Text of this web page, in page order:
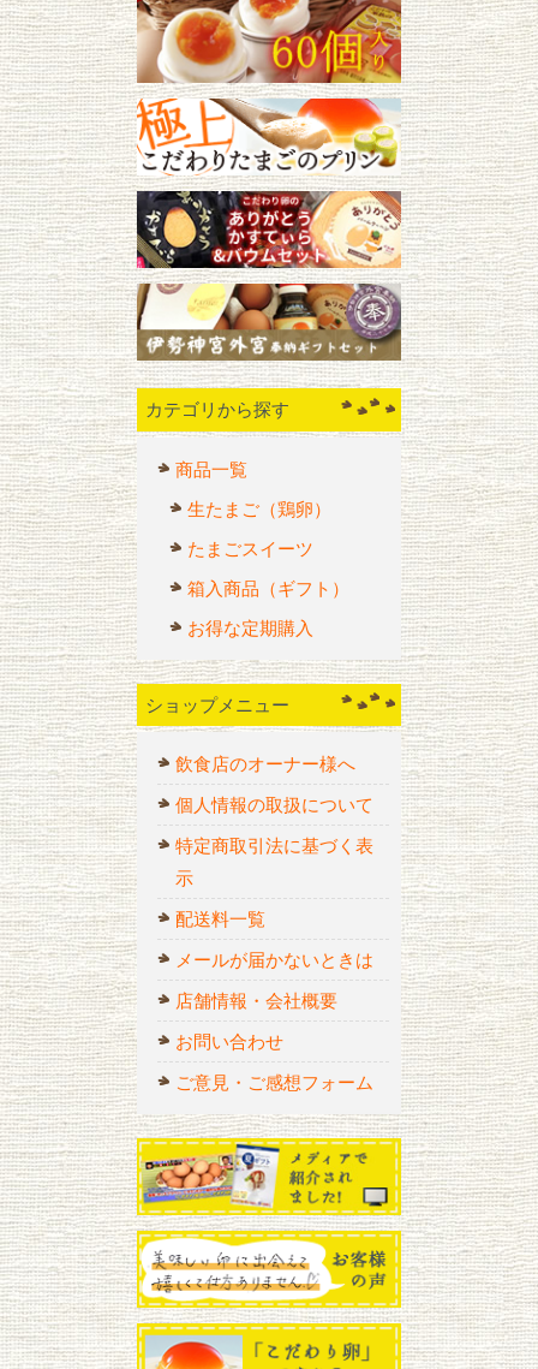
カテゴリから探す
商品一覧
生たまご（鶏卵）
たまごスイーツ
箱入商品（ギフト）
お得な定期購入
ショップメニュー
飲食店のオーナー様へ
個人情報の取扱について
特定商取引法に基づく表
示
配送料一覧
メールが届かないときは
店舗情報・会社概要
お問い合わせ
ご意見・ご感想フォーム